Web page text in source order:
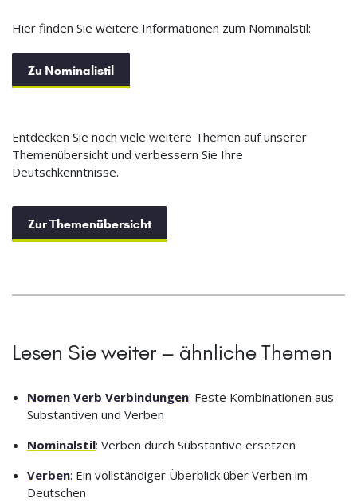
Hier finden Sie weitere Informationen zum Nominalstil:
Zu Nominalistil
Entdecken Sie noch viele weitere Themen auf unserer
Themenübersicht und verbessern Sie Ihre
Deutschkenntnisse.
Zur Themenübersicht
Lesen Sie weiter – ähnliche Themen
Nomen Verb Verbindungen: Feste Kombinationen aus
Substantiven und Verben
Nominalstil: Verben durch Substantive ersetzen
Verben: Ein vollständiger Überblick über Verben im
Deutschen